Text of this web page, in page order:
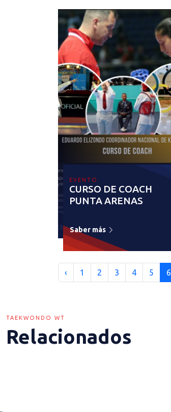
EVENTO
CURSO DE COACH
PUNTA ARENAS
Saber más
‹ 1 2 3 4 5 6
TAEKWONDO WT
Relacionados